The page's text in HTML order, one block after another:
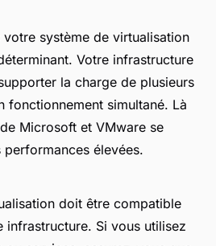
système de virtualisation
Votre infrastructure
la charge de plusieurs
fonctionnement simultané. Là
Microsoft et VMware se
élevées.
doit être compatible
infrastructure. Si vous utilisez